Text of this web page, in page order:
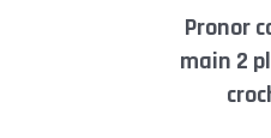
pronor coulisse À
main 2